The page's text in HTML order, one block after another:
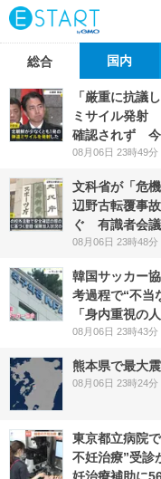
総合 国内
「厳重に抗議
ミサイル発射
確認されず 今
08月06日 23時49分
文科省が「危
辺野古転覆事
ぐ 有識者会議
08月06日 23時48分
韓国サッカー
考過程で“不
「身内重視の
08月06日 23時43分
熊本県で最大
08月06日 23時24分
東京都立病院
不妊治療”受